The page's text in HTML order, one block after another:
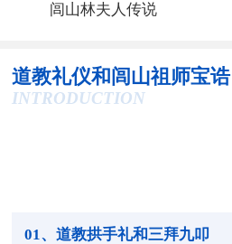
闾山林夫人传说
道教礼仪和闾山祖师宝诰
INTRODUCTION
01 、道教拱手礼和三拜九叩